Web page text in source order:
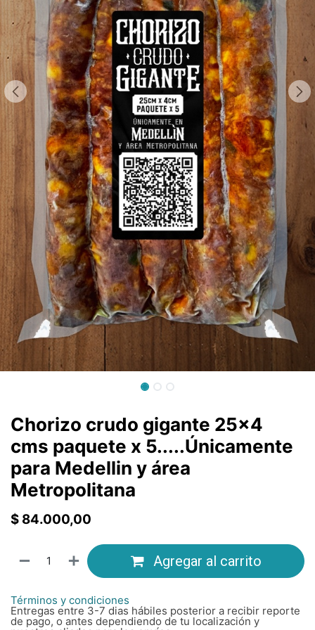
Chorizo crudo gigante 25x4
cms paquete x 5.....Únicamente
para Medellin y área
Metropolitana
$ 84.000,00
Agregar al carrito
Términos y condiciones
Entregas entre 3-7 dias hábiles posterior a recibir reporte
de pago, o antes dependiendo de tu localización y